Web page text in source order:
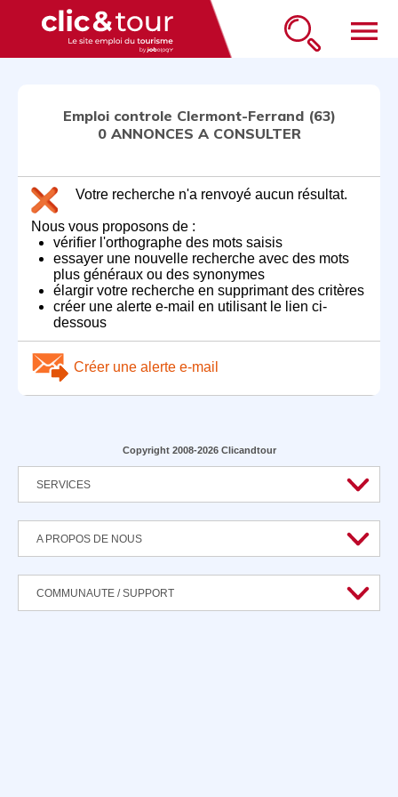
menu
Emploi controle Clermont-Ferrand (63)
0 ANNONCES A CONSULTER
Votre recherche n'a renvoyé aucun résultat.
Nous vous proposons de :
vérifier l'orthographe des mots saisis
essayer une nouvelle recherche avec des mots
plus généraux ou des synonymes
élargir votre recherche en supprimant des critères
créer une alerte e-mail en utilisant le lien ci-
dessous
Créer une alerte e-mail
Copyright 2008-2026 Clicandtour
SERVICES
A PROPOS DE NOUS
COMMUNAUTE / SUPPORT